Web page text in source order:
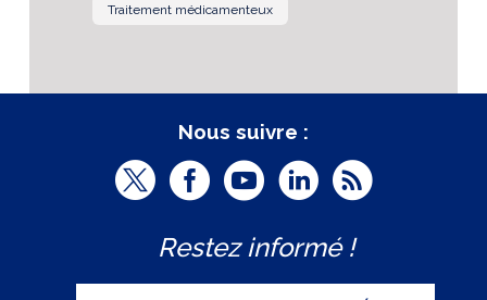
Traitement médicamenteux
Nous suivre :
T
i
F
c
Y
u
L
n
R
Restez informé !